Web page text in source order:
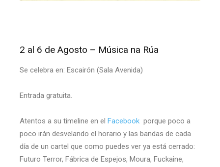
2 al 6 de Agosto – Música na Rúa
Se celebra en: Escairón (Sala Avenida)
Entrada gratuita.
Atentos a su timeline en el Facebook porque poco a
poco irán desvelando el horario y las bandas de cada
día de un cartel que como puedes ver ya está cerrado:
Futuro Terror, Fábrica de Espejos, Moura, Fuckaine,